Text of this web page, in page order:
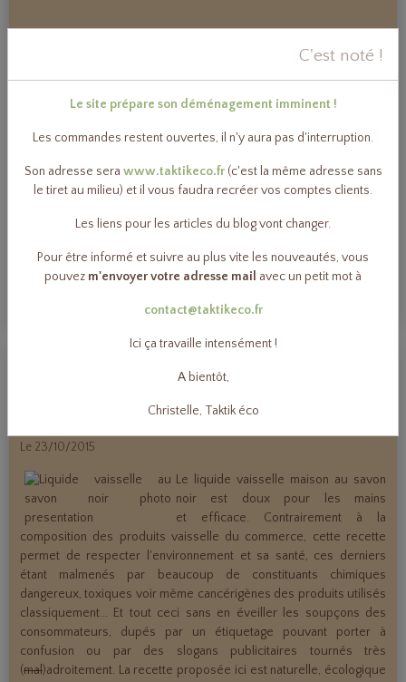
Pour l'entretien régulier des toilettes,
pin. Leur action est désinfectante et anti-calcaire. Contrairement
aux pastilles du commerce, elles ne contiennent que des matières
entièrement biodégradables naturelles. Tous les produits utilisés
peuvent se trouver dans la boutique éco-logique de ce site.
Estimation du coût pour cette recette: environ 1,58€, soit
Mon liquide vaisselle au savon noir
Le 23/10/2015
Le liquide vaisselle maison au savon
noir est doux pour les mains
et efficace. Contrairement à la
composition des produits vaisselle du commerce, cette recette
permet de respecter l'environnement et sa santé, ces derniers
étant malmenés par beaucoup de constituants chimiques
dangereux, toxiques voir même cancérigènes des produits utilisés
classiquement... Et tout ceci sans en éveiller les soupçons des
consommateurs, dupés par un étiquetage pouvant porter à
confusion ou par des slogans publicitaires tournés très
(mal)adroitement. La recette proposée ici est naturelle, écologique
C'est noté !
Le site prépare son déménagement imminent !
Les commandes restent ouvertes, il n'y aura pas d'interruption.
Son adresse sera www.taktikeco.fr (c'est la même adresse sans
le tiret au milieu) et il vous faudra recréer vos comptes clients.
Les liens pour les articles du blog vont changer.
Pour être informé et suivre au plus vite les nouveautés, vous
pouvez m'envoyer votre adresse mail avec un petit mot à
contact@taktikeco.fr
Ici ça travaille intensément !
A bientôt,
Christelle, Taktik éco